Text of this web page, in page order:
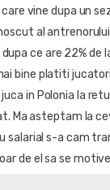
vine dupa un
al
ce are 22% de
bine platiti
in Polonia la
Ma asteptam la
salarial s-a cam
de el sa se